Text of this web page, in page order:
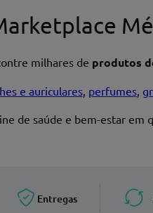
milhares de produtos
e auriculares, perfumes,
de saúde e bem-estar em
Entregas